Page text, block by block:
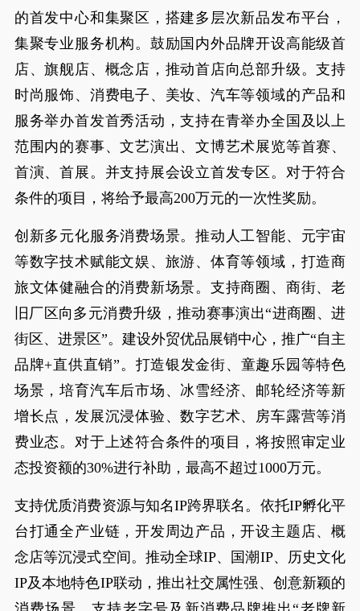
的首发中心和集聚区，搭建多层次新品发布平台，
集聚专业服务机构。鼓励国内外品牌开设高能级首
店、旗舰店、概念店，推动首店向总部升级。支持
时尚服饰、消费电子、美妆、汽车等领域的产品和
服务举办首发首秀活动，支持在青举办全国及以上
范围内的赛事、文艺演出、文博艺术展览等首赛、
首演、首展。并支持展会设立首发专区。对于符合
条件的项目，将给予最高200万元的一次性奖励。
创新多元化服务消费场景。推动人工智能、元宇宙
等数字技术赋能文娱、旅游、体育等领域，打造商
旅文体健融合的消费新场景。支持商圈、商街、老
旧厂区向多元消费升级，推动赛事演出“进商圈、进
街区、进景区”。建设外贸优品展销中心，推广“自主
品牌+直供直销”。打造银发金街、童趣乐园等特色
场景，培育汽车后市场、冰雪经济、邮轮经济等新
增长点，发展沉浸体验、数字艺术、房车露营等消
费业态。对于上述符合条件的项目，将按照审定业
态投资额的30%进行补助，最高不超过1000万元。
支持优质消费资源与知名IP跨界联名。依托IP孵化平
台打通全产业链，开发周边产品，开设主题店、概
念店等沉浸式空间。推动全球IP、国潮IP、历史文化
IP及本地特色IP联动，推出社交属性强、创意新颖的